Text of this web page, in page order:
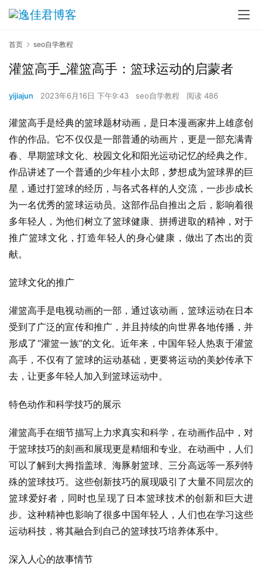
首页 seo自学教程
灌篮高手_灌篮高手：篮球运动的启蒙者
yijiajun 2023年6月16日 下午9:43 seo自学教程 阅读 486
灌篮高手是经典的篮球题材动画，是日本漫画家井上雄彦创
作的作品。它不仅仅是一部普通的动画片，更是一部充满青
春、早期篮球文化、校园文化和阳光运动记忆的经典之作。
作品讲述了一个普通的少年桂小太郎，梦想成为篮球界的巨
星，通过打篮球的经历，与各式各样的人交流，一步步成长
为一名优秀的篮球运动员。这部作品自推出之后，影响着很
多年轻人，为他们树立了篮球健康、拼搏进取的精神，对于
推广篮球文化，打造年轻人的身心健康，做出了杰出的贡
献。
篮球文化的推广
灌篮高手是电视动画的一部，通过该动画，篮球运动在日本
受到了广泛的宣传和推广，并且持续的向世界各地传播，并
形成了“灌篮一族”的文化。近年来，中国年轻人热衷于灌篮
高手，不仅有了篮球的运动基础，更要将运动的美妙传承下
去，让更多年轻人加入到篮球运动中。
特色动作和科学技巧的展示
灌篮高手在细节描写上力求真实和科学，在动画作品中，对
于篮球技巧的刻画和展现更是精细和专业。在动画中，人们
可以了解到大拇指盖球、海豚射篮球、三分高远等一系列特
殊的篮球技巧。这些创新技巧的展现吸引了大量不同层次的
篮球爱好者，同时也呈现了日本篮球技术的创新和巨大进
步。这种精神也影响了很多中国年轻人，人们也在学习这些
运动科技，将其融合到自己的篮球技巧培养体系中。
深入人心的故事情节